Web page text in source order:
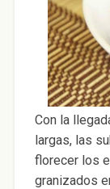
Con la
largas, las
florecer los
granizados